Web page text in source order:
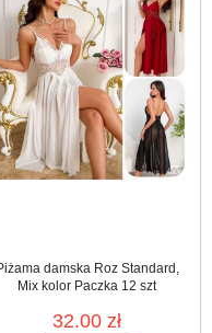
damska Roz Standard,
Mix kolor Paczka 12 szt
32.00 zł